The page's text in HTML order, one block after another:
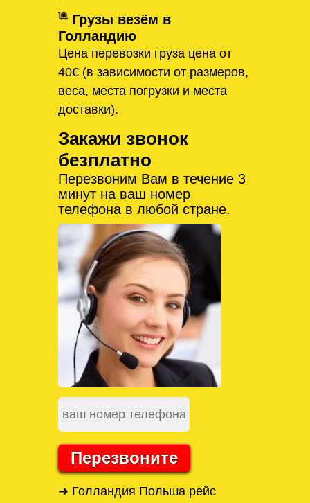
Грузы везём в
Голландию
Цена перевозки груза цена от
40€ (в зависимости от размеров,
веса, места погрузки и места
доставки).
Закажи звонок
безплатно
Перезвоним Вам в течение 3
минут на ваш номер
телефона в любой стране.
Перезвоните
➜ Голландия Польша рейс